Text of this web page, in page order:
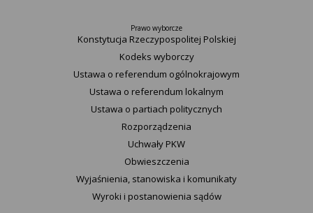
Prawo wyborcze
Konstytucja Rzeczypospolitej Polskiej​
Kodeks wyborczy
Ustawa o referendum ogólnokrajowym
Ustawa o referendum lokalnym
Ustawa o partiach politycznych
Rozporządzenia
Uchwały PKW
Obwieszczenia
Wyjaśnienia, stanowiska i komunikaty
Wyroki i postanowienia sądów